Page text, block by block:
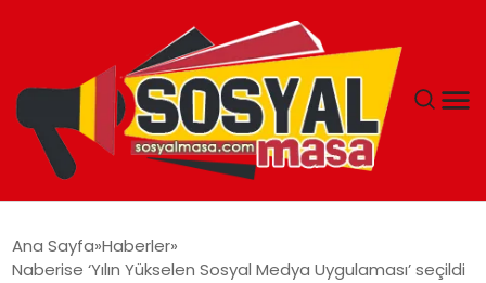
Ana Sayfa Haberler
Naberise ‘Yılın Yükselen Sosyal Medya Uygulaması’ seçildi